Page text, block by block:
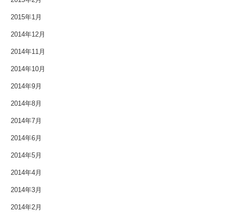
2015年1月
2014年12月
2014年11月
2014年10月
2014年9月
2014年8月
2014年7月
2014年6月
2014年5月
2014年4月
2014年3月
2014年2月